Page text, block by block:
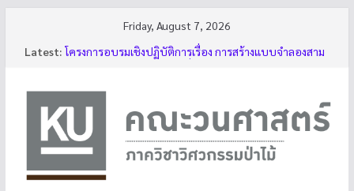
Friday, August 7, 2026
Latest: โครงการอบรมเชิงปฏิบัติการเรื่อง การสร้างแบบจำลองสาม
กิจกรรมนิสิต ปีการศึกษา 2569
ทุนสนับสนุนโครงงานนิสิตผ่านอาจารย์ที่ปรึกษา
บรรยากาศการอบรมเชิงปฏิบัติการเรื่อง การสร้างแบบ
จำลองสามมิติของต้นไม้ด้วย LiDAR รุ่นที่ 5